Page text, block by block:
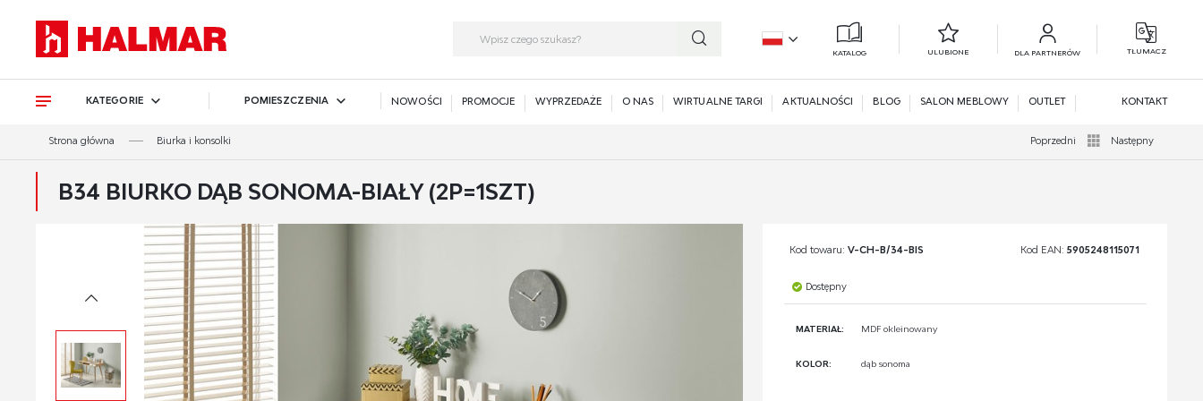
KATALOG ULUBIONE DLA PARTNERÓW TŁUMACZ
KATEGORIE POMIESZCZENIA NOWOŚCI PROMOCJE WYPRZEDAŻE O NAS WIRTUALNE TARGI AKTUALNOŚCI BLOG SALON MEBLOWY OUTLET KONTAKT
Strona główna Biurka i konsolki Poprzedni Następny
B34 BIURKO DĄB SONOMA-BIAŁY (2P=1SZT)
Kod towaru: V-CH-B/34-BIS Kod EAN: 5905248115071
Dostępny
MATERIAŁ: MDF okleinowany
KOLOR: dąb sonoma